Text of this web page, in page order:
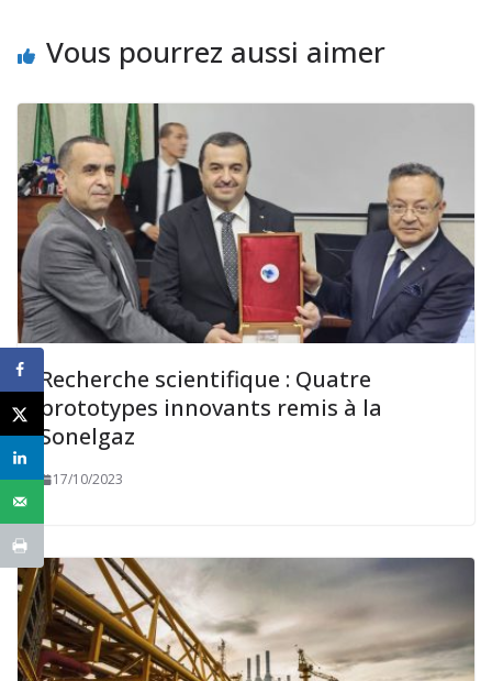
Vous pourrez aussi aimer
Recherche scientifique : Quatre
prototypes innovants remis à la
Sonelgaz
17/10/2023